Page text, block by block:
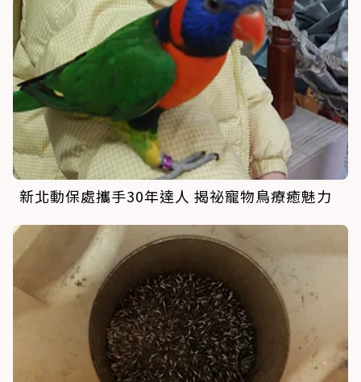
新北動保處攜手30年達人 揭祕寵物鳥療癒魅力